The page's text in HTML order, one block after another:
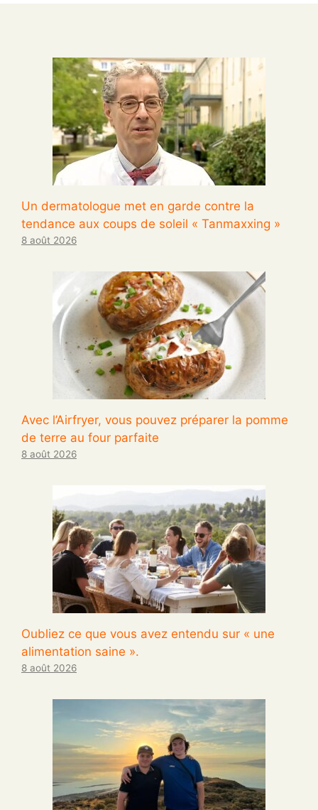
Un dermatologue met en garde contre la
tendance aux coups de soleil « Tanmaxxing »
8 août 2026
Avec l’Airfryer, vous pouvez préparer la pomme
de terre au four parfaite
8 août 2026
Oubliez ce que vous avez entendu sur « une
alimentation saine ».
8 août 2026